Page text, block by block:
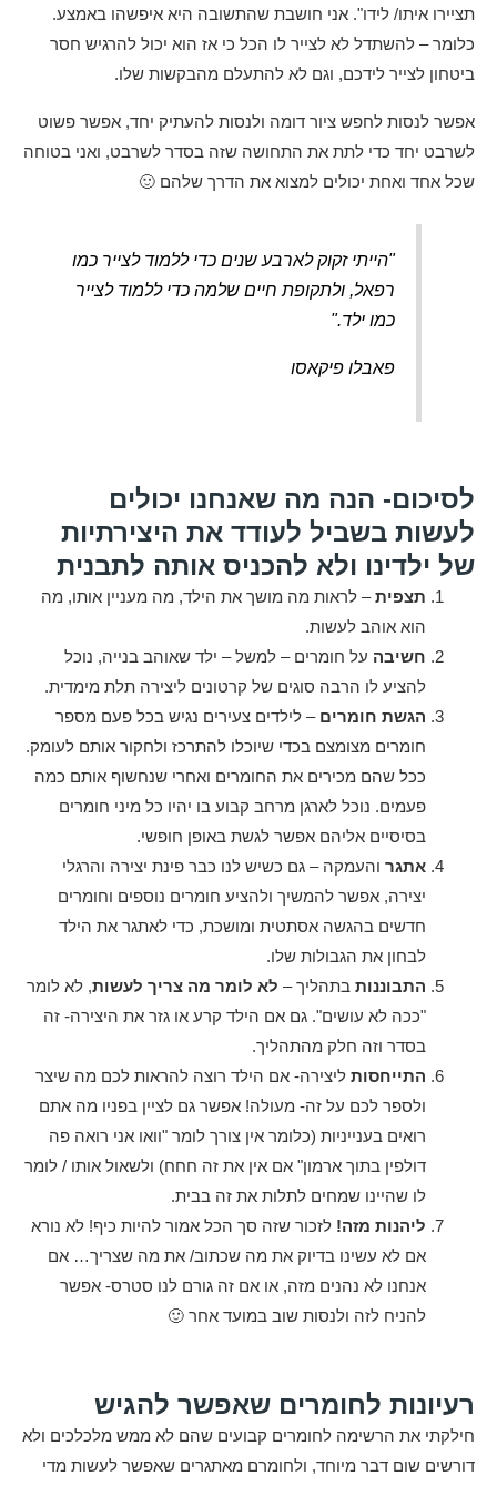
תציירו איתו/ לידו". אני חושבת שהתשובה היא איפשהו באמצע.
כלומר – להשתדל לא לצייר לו הכל כי אז הוא יכול להרגיש חסר
ביטחון לצייר לידכם, וגם לא להתעלם מהבקשות שלו.
אפשר לנסות לחפש ציור דומה ולנסות להעתיק יחד, אפשר פשוט
לשרבט יחד כדי לתת את התחושה שזה בסדר לשרבט, ואני בטוחה
שכל אחד ואחת יכולים למצוא את הדרך שלהם 🙂
"הייתי זקוק לארבע שנים כדי ללמוד לצייר כמו
רפאל, ולתקופת חיים שלמה כדי ללמוד לצייר
כמו ילד."
פאבלו פיקאסו
לסיכום- הנה מה שאנחנו יכולים
לעשות בשביל לעודד את היצירתיות
של ילדינו ולא להכניס אותה לתבנית
תצפית– לראות מה מושך את הילד, מה מעניין אותו, מה
הוא אוהב לעשות.
חשיבה על חומרים – למשל – ילד שאוהב בנייה, נוכל
להציע לו הרבה סוגים של קרטונים ליצירה תלת מימדית.
הגשת חומרים – לילדים צעירים נגיש בכל פעם מספר
חומרים מצומצם בכדי שיוכלו להתרכז ולחקור אותם לעומק.
ככל שהם מכירים את החומרים ואחרי שנחשוף אותם כמה
פעמים. נוכל לארגן מרחב קבוע בו יהיו כל מיני חומרים
בסיסיים אליהם אפשר לגשת באופן חופשי.
אתגרוהעמקה – גם כשיש לנו כבר פינת יצירה והרגלי
יצירה, אפשר להמשיך ולהציע חומרים נוספים וחומרים
חדשים בהגשה אסתטית ומושכת, כדי לאתגר את הילד
לבחון את הגבולות שלו.
התבוננות בתהליך – לא לומר מה צריך לעשות, לא לומר
"ככה לא עושים". גם אם הילד קרע או גזר את היצירה- זה
בסדר וזה חלק מהתהליך.
התייחסותליצירה- אם הילד רוצה להראות לכם מה שיצר
ולספר לכם על זה- מעולה! אפשר גם לציין בפניו מה אתם
רואים בענייניות (כלומר אין צורך לומר "וואו אני רואה פה
דולפין בתוך ארמון" אם אין את זה חחח) ולשאול אותו / לומר
לו שהיינו שמחים לתלות את זה בבית.
ליהנות מזה! לזכור שזה סך הכל אמור להיות כיף! לא נורא
אם לא עשינו בדיוק את מה שכתוב/ את מה שצריך… אם
אנחנו לא נהנים מזה, או אם זה גורם לנו סטרס- אפשר
להניח לזה ולנסות שוב במועד אחר 🙂
רעיונות לחומרים שאפשר להגיש
חילקתי את הרשימה לחומרים קבועים שהם לא ממש מלכלכים ולא
דורשים שום דבר מיוחד, ולחומרם מאתגרים שאפשר לעשות מדי